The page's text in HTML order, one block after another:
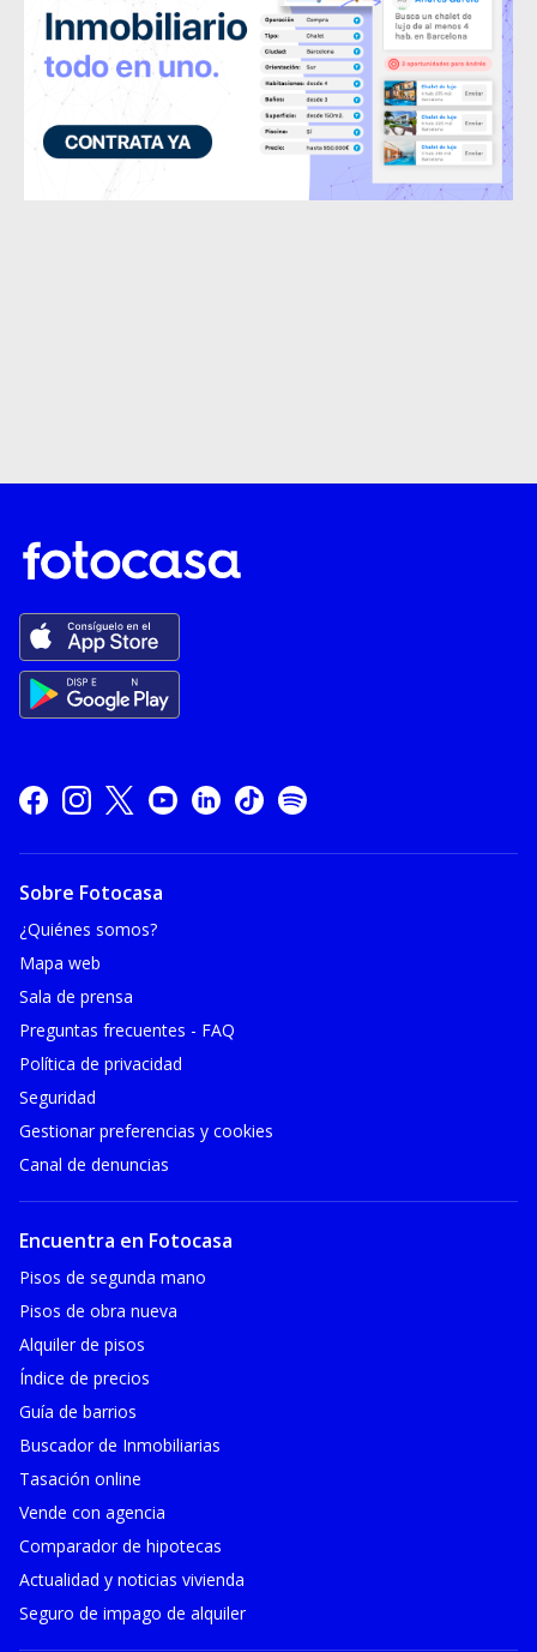
Sobre Fotocasa
¿Quiénes somos?
Mapa web
Sala de prensa
Preguntas frecuentes - FAQ
Política de privacidad
Seguridad
Gestionar preferencias y cookies
Canal de denuncias
Encuentra en Fotocasa
Pisos de segunda mano
Pisos de obra nueva
Alquiler de pisos
Índice de precios
Guía de barrios
Buscador de Inmobiliarias
Tasación online
Vende con agencia
Comparador de hipotecas
Actualidad y noticias vivienda
Seguro de impago de alquiler